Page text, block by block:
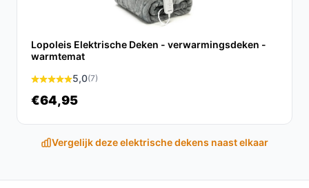
Leg de deken altijd onder je hoeslaken en zorg dat
handleiding.
geknikt of bekneld ligt.
Gebruik de timer zodat de deken niet onnodig lang
aanwezig.
Lopoleis Elektrische Deken - verwarmingsdeken -
warmtemat
5,0(7)
€64,95
Vergelijk deze elektrische dekens naast elkaar